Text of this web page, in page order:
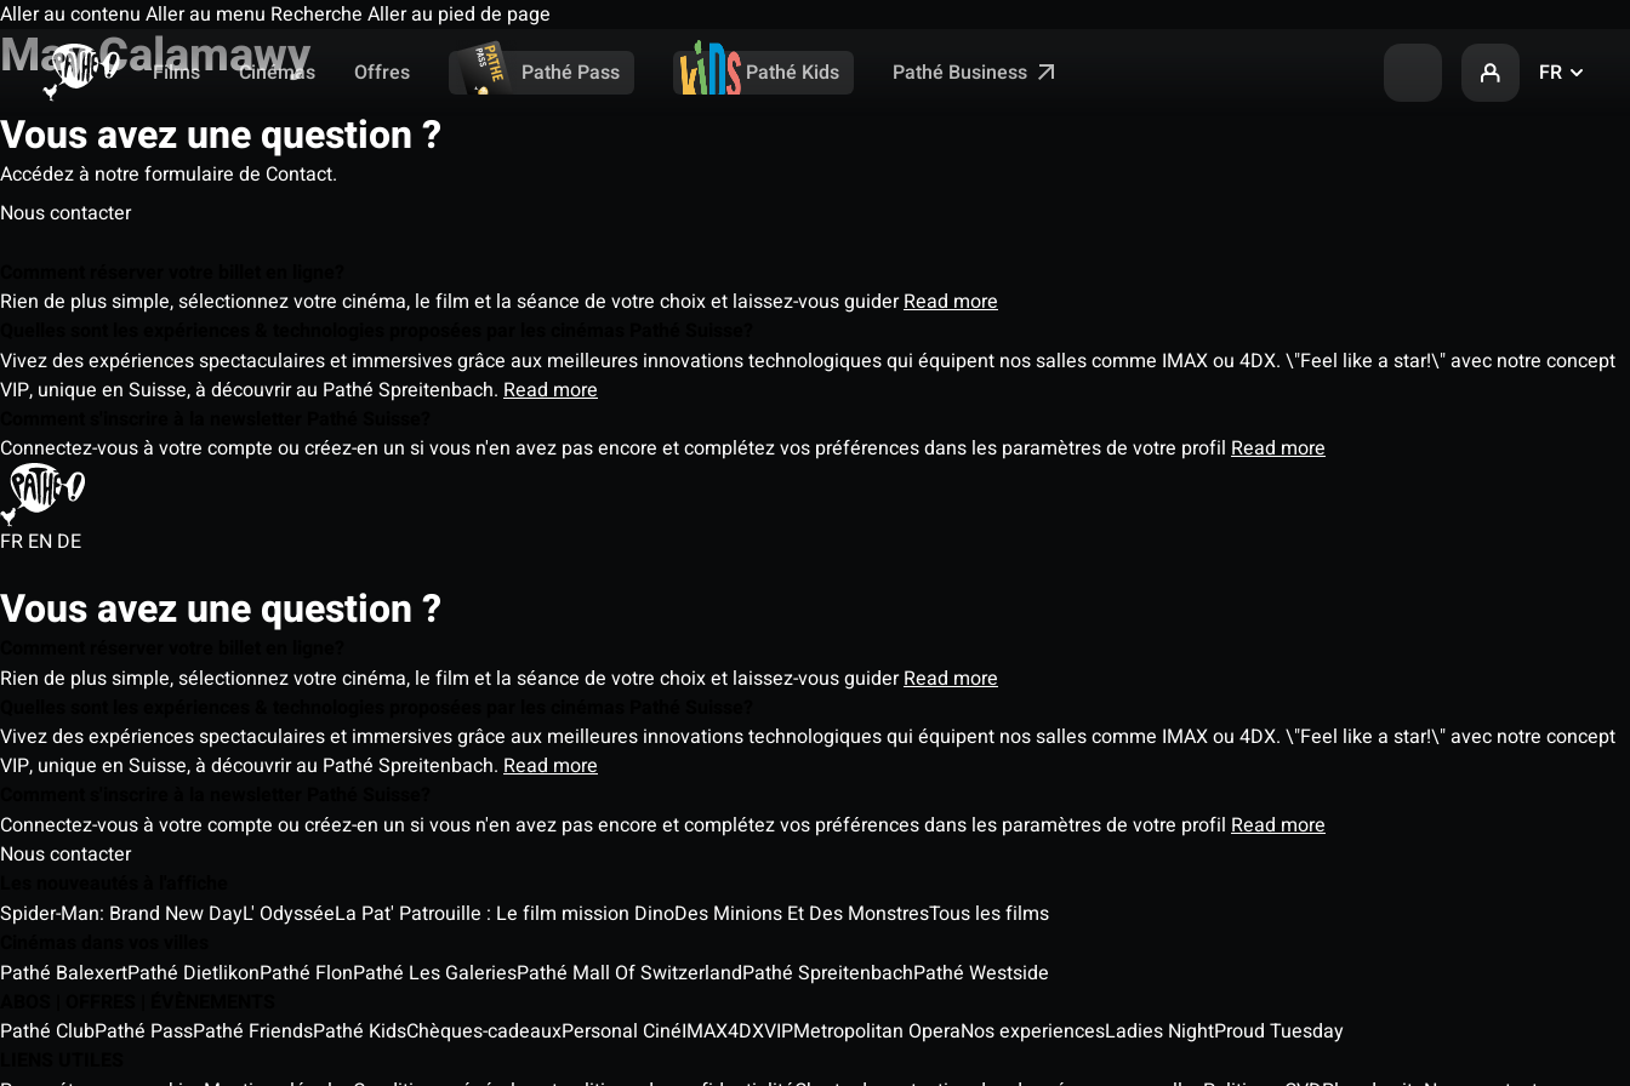
Aller au contenu Aller au menu Recherche Aller au pied de page
Films
Cinémas Offres Pathé Pass Pathé Kids Pathé Business FR
May Calamawy
Vous avez une question ?
Accédez à notre formulaire de Contact.
Nous contacter
Rien de plus simple, sélectionnez votre cinéma, le film et la séance de votre choix et laissez-vous guiderRead more
Vivez des expériences spectaculaires et immersives grâce aux meilleures innovations technologiques qui équipent nos salles comme IMAX ou 4DX. \"Feel like a star!\" avec notre concept
VIP, unique en Suisse, à découvrir au Pathé Spreitenbach. Read more
Connectez-vous à votre compte ou créez-en un si vous n'en avez pas encore et complétez vos préférences dans les paramètres de votre profil Read more
FR EN DE
Vous avez une question ?
Rien de plus simple, sélectionnez votre cinéma, le film et la séance de votre choix et laissez-vous guiderRead more
Vivez des expériences spectaculaires et immersives grâce aux meilleures innovations technologiques qui équipent nos salles comme IMAX ou 4DX. \"Feel like a star!\" avec notre concept
VIP, unique en Suisse, à découvrir au Pathé Spreitenbach. Read more
Connectez-vous à votre compte ou créez-en un si vous n'en avez pas encore et complétez vos préférences dans les paramètres de votre profil Read more
Nous contacter
Spider-Man: Brand New DayL' OdysséeLa Pat' Patrouille : Le film mission DinoDes Minions Et Des MonstresTous les films
Pathé BalexertPathé DietlikonPathé FlonPathé Les GaleriesPathé Mall Of SwitzerlandPathé SpreitenbachPathé Westside
Pathé ClubPathé PassPathé FriendsPathé KidsChèques-cadeauxPersonal CinéIMAX4DXVIPMetropolitan OperaNos experiencesLadies NightProud Tuesday